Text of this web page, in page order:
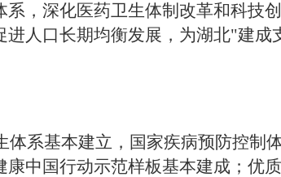
系，深化医药卫生体制改革和科技
人口长期均衡发展，为湖北"建
体系基本建立，国家疾病预防控制
中国行动示范样板基本建成；优